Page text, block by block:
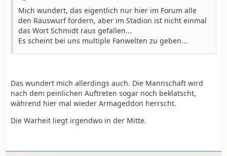
Mich wundert, das eigentlich nur hier im Forum alle
den Rauswurf fordern, aber im Stadion ist nicht einmal
das Wort Schmidt raus gefallen...
Es scheint bei uns multiple Fanwelten zu geben...
Das wundert mich allerdings auch. Die Mannschaft wird
nach dem peinlichen Auftreten sogar noch beklatscht,
während hier mal wieder Armageddon herrscht.
Die Warheit liegt irgendwo in der Mitte.